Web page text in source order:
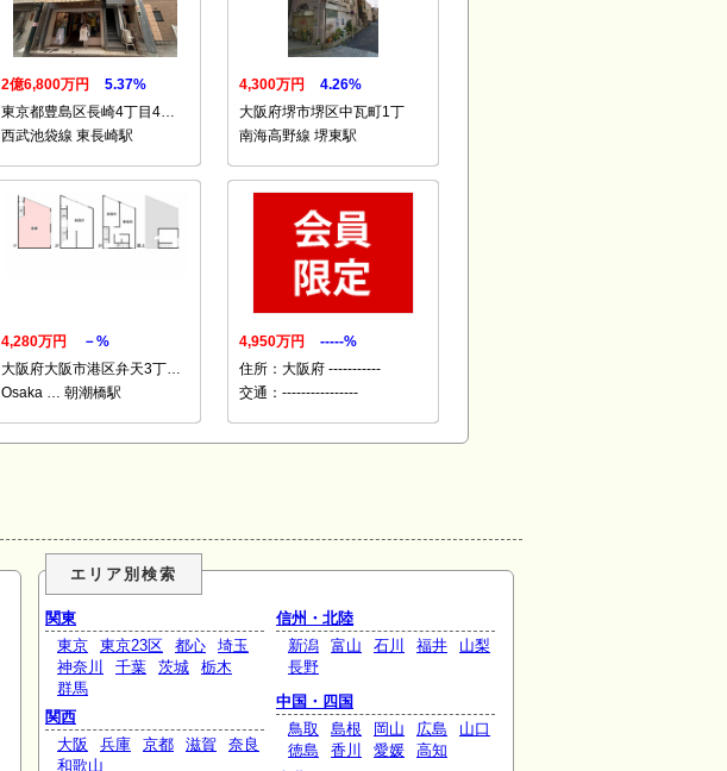
2億6,800万円
5.37%
東京都豊島区長崎4丁目4…
西武池袋線 東長崎駅
4,300万円
4.26%
大阪府堺市堺区中瓦町1丁
南海高野線 堺東駅
4,280万円
－%
大阪府大阪市港区弁天3丁…
Osaka … 朝潮橋駅
4,950万円
-----%
住所：大阪府 -----------
交通：----------------
エリア別検索
関東
東京
東京23区 都心
埼玉
神奈川
千葉 茨城
栃木
群馬
関西
大阪
兵庫 京都 滋賀
奈良
和歌山
信州・北陸
新潟
富山 石川 福井
山梨
長野
中国・四国
鳥取
島根 岡山 広島
山口
徳島
香川 愛媛
高知